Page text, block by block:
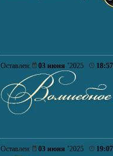
Оставлен: 03 июня ’2025 18:57
Оставлен: 03 июня ’2025 19:07